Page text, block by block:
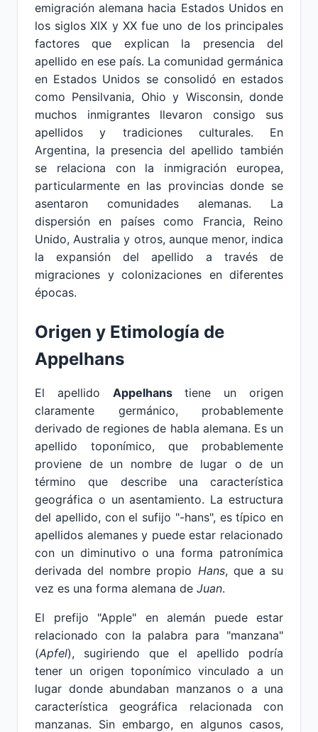
emigración alemana hacia Estados Unidos en
los siglos XIX y XX fue uno de los principales
factores que explican la presencia del
apellido en ese país. La comunidad germánica
en Estados Unidos se consolidó en estados
como Pensilvania, Ohio y Wisconsin, donde
muchos inmigrantes llevaron consigo sus
apellidos y tradiciones culturales. En
Argentina, la presencia del apellido también
se relaciona con la inmigración europea,
particularmente en las provincias donde se
asentaron comunidades alemanas. La
dispersión en países como Francia, Reino
Unido, Australia y otros, aunque menor, indica
la expansión del apellido a través de
migraciones y colonizaciones en diferentes
épocas.
Origen y Etimología de
Appelhans
El apellido Appelhanstiene un origen
claramente germánico, probablemente
derivado de regiones de habla alemana. Es un
apellido toponímico, que probablemente
proviene de un nombre de lugar o de un
término que describe una característica
geográfica o un asentamiento. La estructura
del apellido, con el sufijo "-hans", es típico en
apellidos alemanes y puede estar relacionado
con un diminutivo o una forma patronímica
derivada del nombre propio Hans, que a su
vez es una forma alemana de Juan.
El prefijo "Apple" en alemán puede estar
relacionado con la palabra para "manzana"
(Apfel), sugiriendo que el apellido podría
tener un origen toponímico vinculado a un
lugar donde abundaban manzanos o a una
característica geográfica relacionada con
manzanas. Sin embargo, en algunos casos,